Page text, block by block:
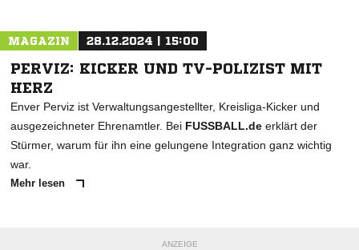
MAGAZIN 28.12.2024 | 15:00
PERVIZ: KICKER UND TV-POLIZIST MIT
HERZ
Enver Perviz ist Verwaltungsangestellter, Kreisliga-Kicker und
ausgezeichneter Ehrenamtler. Bei FUSSBALL.de erklärt der
Stürmer, warum für ihn eine gelungene Integration ganz wichtig
war.
Mehr lesen
ANZEIGE